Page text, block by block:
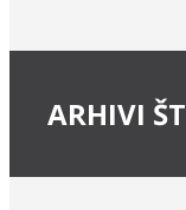
ARHIVI